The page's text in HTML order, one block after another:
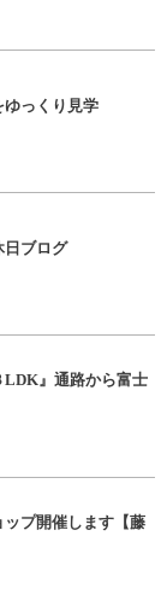
ゆっくり見学
日ブログ
』通路から富士
プ開催します【藤